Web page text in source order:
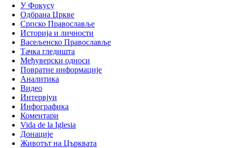
У Фокусу
Одбрана Цркве
Српско Православље
Историја и личности
Васељенско Православље
Тачка гледишта
Међуверски односи
Повратне информације
Аналитика
Видео
Интервјуи
Инфографика
Коментари
Vida de la Iglesia
Донације
Животът на Църквата